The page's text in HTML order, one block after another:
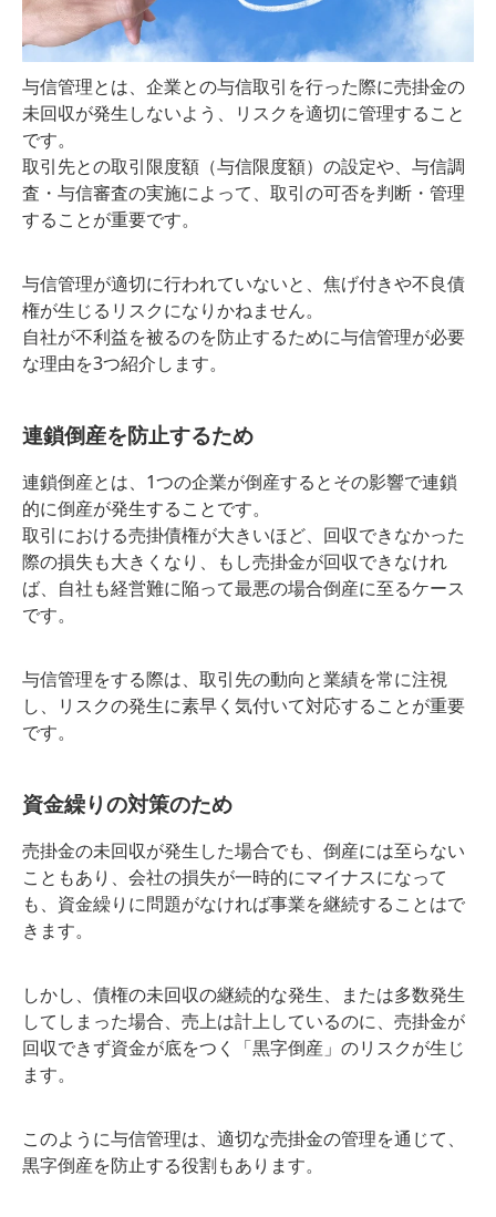
与信管理とは、企業との与信取引を行った際に売掛金の
未回収が発生しないよう、リスクを適切に管理すること
です。
取引先との取引限度額（与信限度額）の設定や、与信調
査・与信審査の実施によって、取引の可否を判断・管理
することが重要です。
与信管理が適切に行われていないと、焦げ付きや不良債
権が生じるリスクになりかねません。
自社が不利益を被るのを防止するために与信管理が必要
な理由を3つ紹介します。
連鎖倒産を防止するため
連鎖倒産とは、1つの企業が倒産するとその影響で連鎖
的に倒産が発生することです。
取引における売掛債権が大きいほど、回収できなかった
際の損失も大きくなり、もし売掛金が回収できなけれ
ば、自社も経営難に陥って最悪の場合倒産に至るケース
です。
与信管理をする際は、取引先の動向と業績を常に注視
し、リスクの発生に素早く気付いて対応することが重要
です。
資金繰りの対策のため
売掛金の未回収が発生した場合でも、倒産には至らない
こともあり、会社の損失が一時的にマイナスになって
も、資金繰りに問題がなければ事業を継続することはで
きます。
しかし、債権の未回収の継続的な発生、または多数発生
してしまった場合、売上は計上しているのに、売掛金が
回収できず資金が底をつく「黒字倒産」のリスクが生じ
ます。
このように与信管理は、適切な売掛金の管理を通じて、
黒字倒産を防止する役割もあります。